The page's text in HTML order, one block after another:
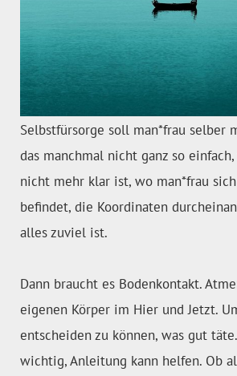
Selbstfürsorge soll man*frau selber
das manchmal nicht ganz so
nicht mehr klar ist, wo man*frau
befindet, die Koordinaten
alles zuviel ist.
Dann braucht es Bodenkontakt.
eigenen Körper im Hier und Jetzt.
entscheiden zu können, was gut
wichtig, Anleitung kann helfen. Ob